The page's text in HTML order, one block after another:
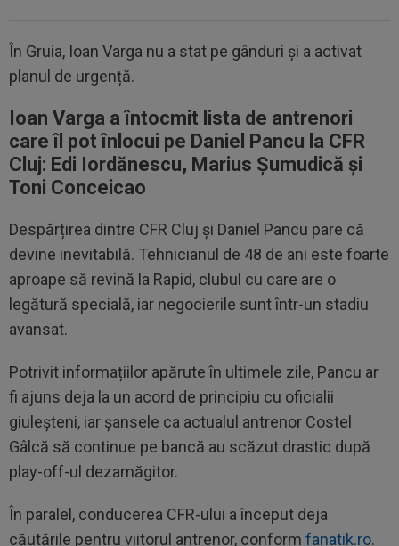
În Gruia, Ioan Varga nu a stat pe gânduri și a activat
planul de urgență.
Ioan Varga a întocmit lista de antrenori
care îl pot înlocui pe Daniel Pancu la CFR
Cluj: Edi Iordănescu, Marius Șumudică și
Toni Conceicao
Despărțirea dintre CFR Cluj și Daniel Pancu pare că
devine inevitabilă. Tehnicianul de 48 de ani este foarte
aproape să revină la Rapid, clubul cu care are o
legătură specială, iar negocierile sunt într-un stadiu
avansat.
Potrivit informațiilor apărute în ultimele zile, Pancu ar
fi ajuns deja la un acord de principiu cu oficialii
giuleșteni, iar șansele ca actualul antrenor Costel
Gâlcă să continue pe bancă au scăzut drastic după
play-off-ul dezamăgitor.
În paralel, conducerea CFR-ului a început deja
căutările pentru viitorul antrenor, conform fanatik.ro.